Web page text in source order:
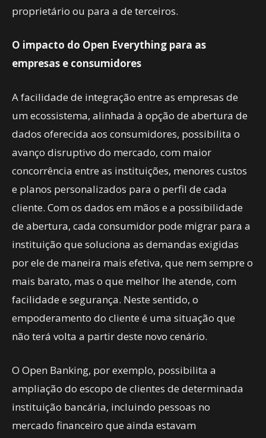
proprietário ou para a de terceiros.
O impacto do Open Everything para as
empresas e consumidores
A facilidade de integração entre as empresas de
um ecossistema, alinhada à opção de abertura de
dados oferecida aos consumidores, possibilita o
avanço disruptivo do mercado, com maior
concorrência entre as instituições, menores custos
e planos personalizados para o perfil de cada
cliente. Com os dados em mãos e a possibilidade
de abertura, cada consumidor pode migrar para a
instituição que soluciona as demandas exigidas
por ele de maneira mais efetiva, que nem sempre o
mais barato, mas o que melhor lhe atende, com
facilidade e segurança. Neste sentido, o
empoderamento do cliente é uma situação que
não terá volta a partir deste novo cenário.
O Open Banking, por exemplo, possibilita a
ampliação do escopo de clientes de determinada
instituição bancária, incluindo pessoas no
mercado financeiro que ainda estavam